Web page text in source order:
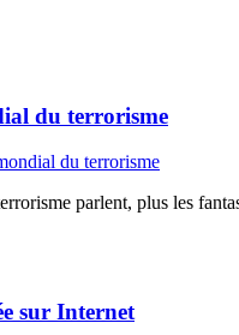
du terrorisme
parlent, plus les
sur Internet